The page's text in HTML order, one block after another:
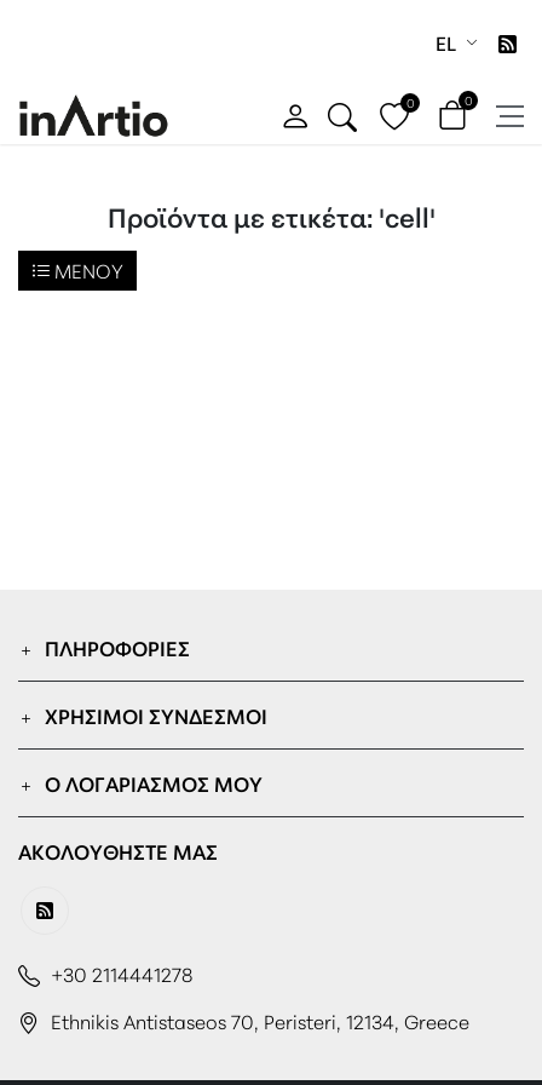
EL
0 0
Προϊόντα με ετικέτα: 'cell'
ΜΕΝΟΎ
ΠΛΗΡΟΦΟΡΊΕΣ
ΧΡΉΣΙΜΟΙ ΣΎΝΔΕΣΜΟΙ
Ο ΛΟΓΑΡΙΑΣΜΌΣ ΜΟΥ
ΑΚΟΛΟΥΘΉΣΤΕ ΜΑΣ
+30 2114441278
Ethnikis Antistaseos 70, Peristeri, 12134, Greece